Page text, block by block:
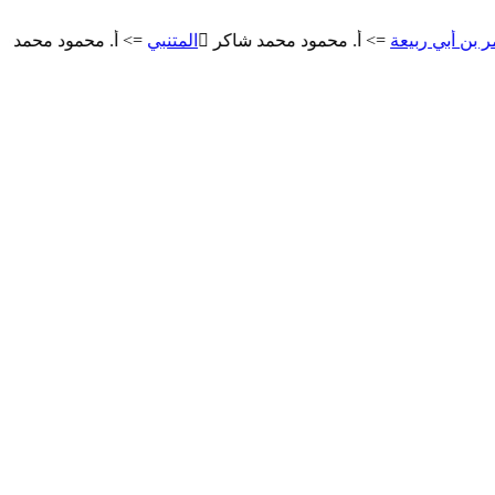
المتنبي => أ. محمود محمد شاكر ربيعة=> أ. محمود محمد شاكر